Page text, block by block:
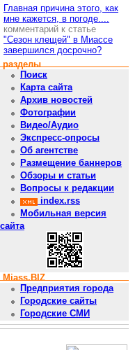
Главная причина этого, как
мне кажется, в погоде....
комментарий к статье
"Сезон клещей" в Миассе
завершился досрочно?
разделы
Поиск
Карта сайта
Архив новостей
Фотографии
Видео/Аудио
Экспресс-опросы
Об агентстве
Размещение баннеров
Обзоры и статьи
Вопросы к редакции
index.rss
Мобильная версия
сайта
Miass.BIZ
Предприятия города
Городские сайты
Городские СМИ